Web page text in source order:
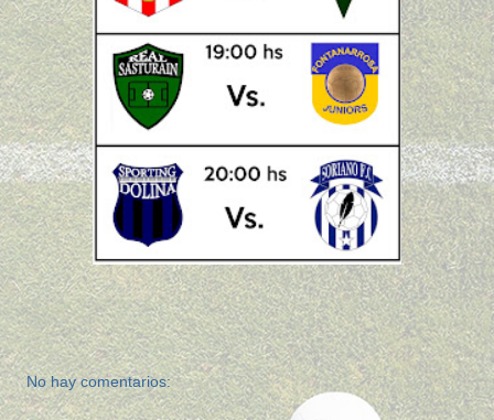
No hay comentarios: